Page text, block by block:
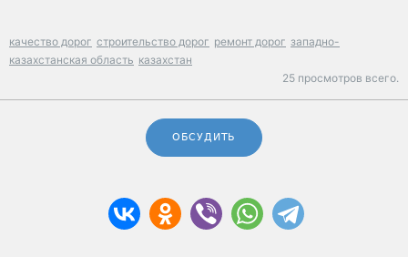
качество дорог строительство дорог ремонт дорог западно-
казахстанская область казахстан
25 просмотров всего.
ОБСУДИТЬ